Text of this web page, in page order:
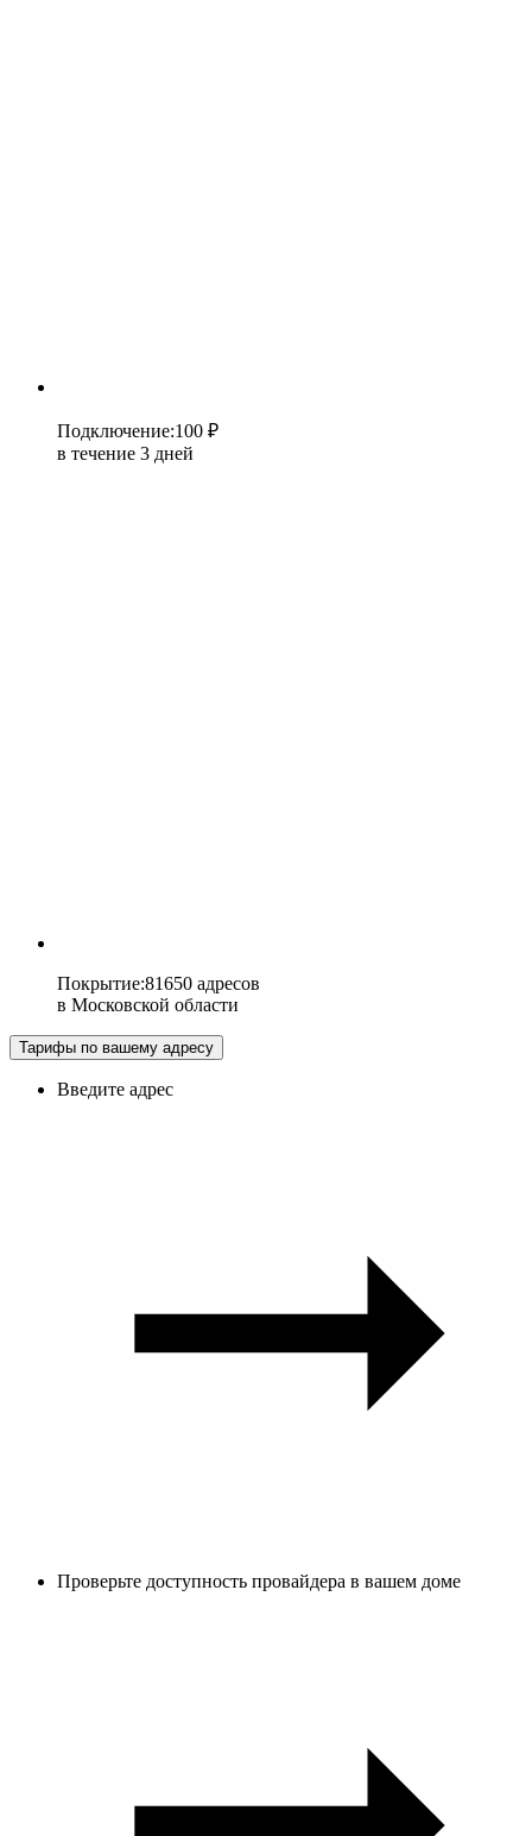
Подключение:100 ₽
в течение 3 дней
Покрытие:81650 адресов
в Московской области
Тарифы по вашему адресу
Введите адрес
Проверьте доступность провайдера в вашем доме